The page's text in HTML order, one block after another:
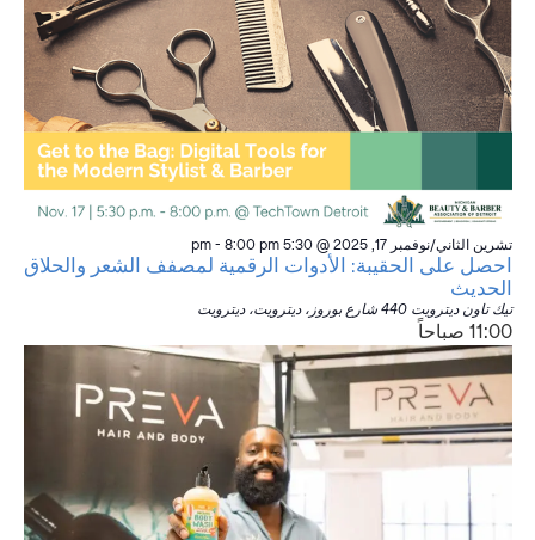
تشرين الثاني/نوفمبر 17, 2025 @ 5:30 pm -8:00 pm
احصل على الحقيبة: الأدوات الرقمية لمصفف الشعر والحلاق
الحديث
تيك تاون ديترويت440 شارع بوروز، ديترويت، ديترويت
11:00 صباحاً